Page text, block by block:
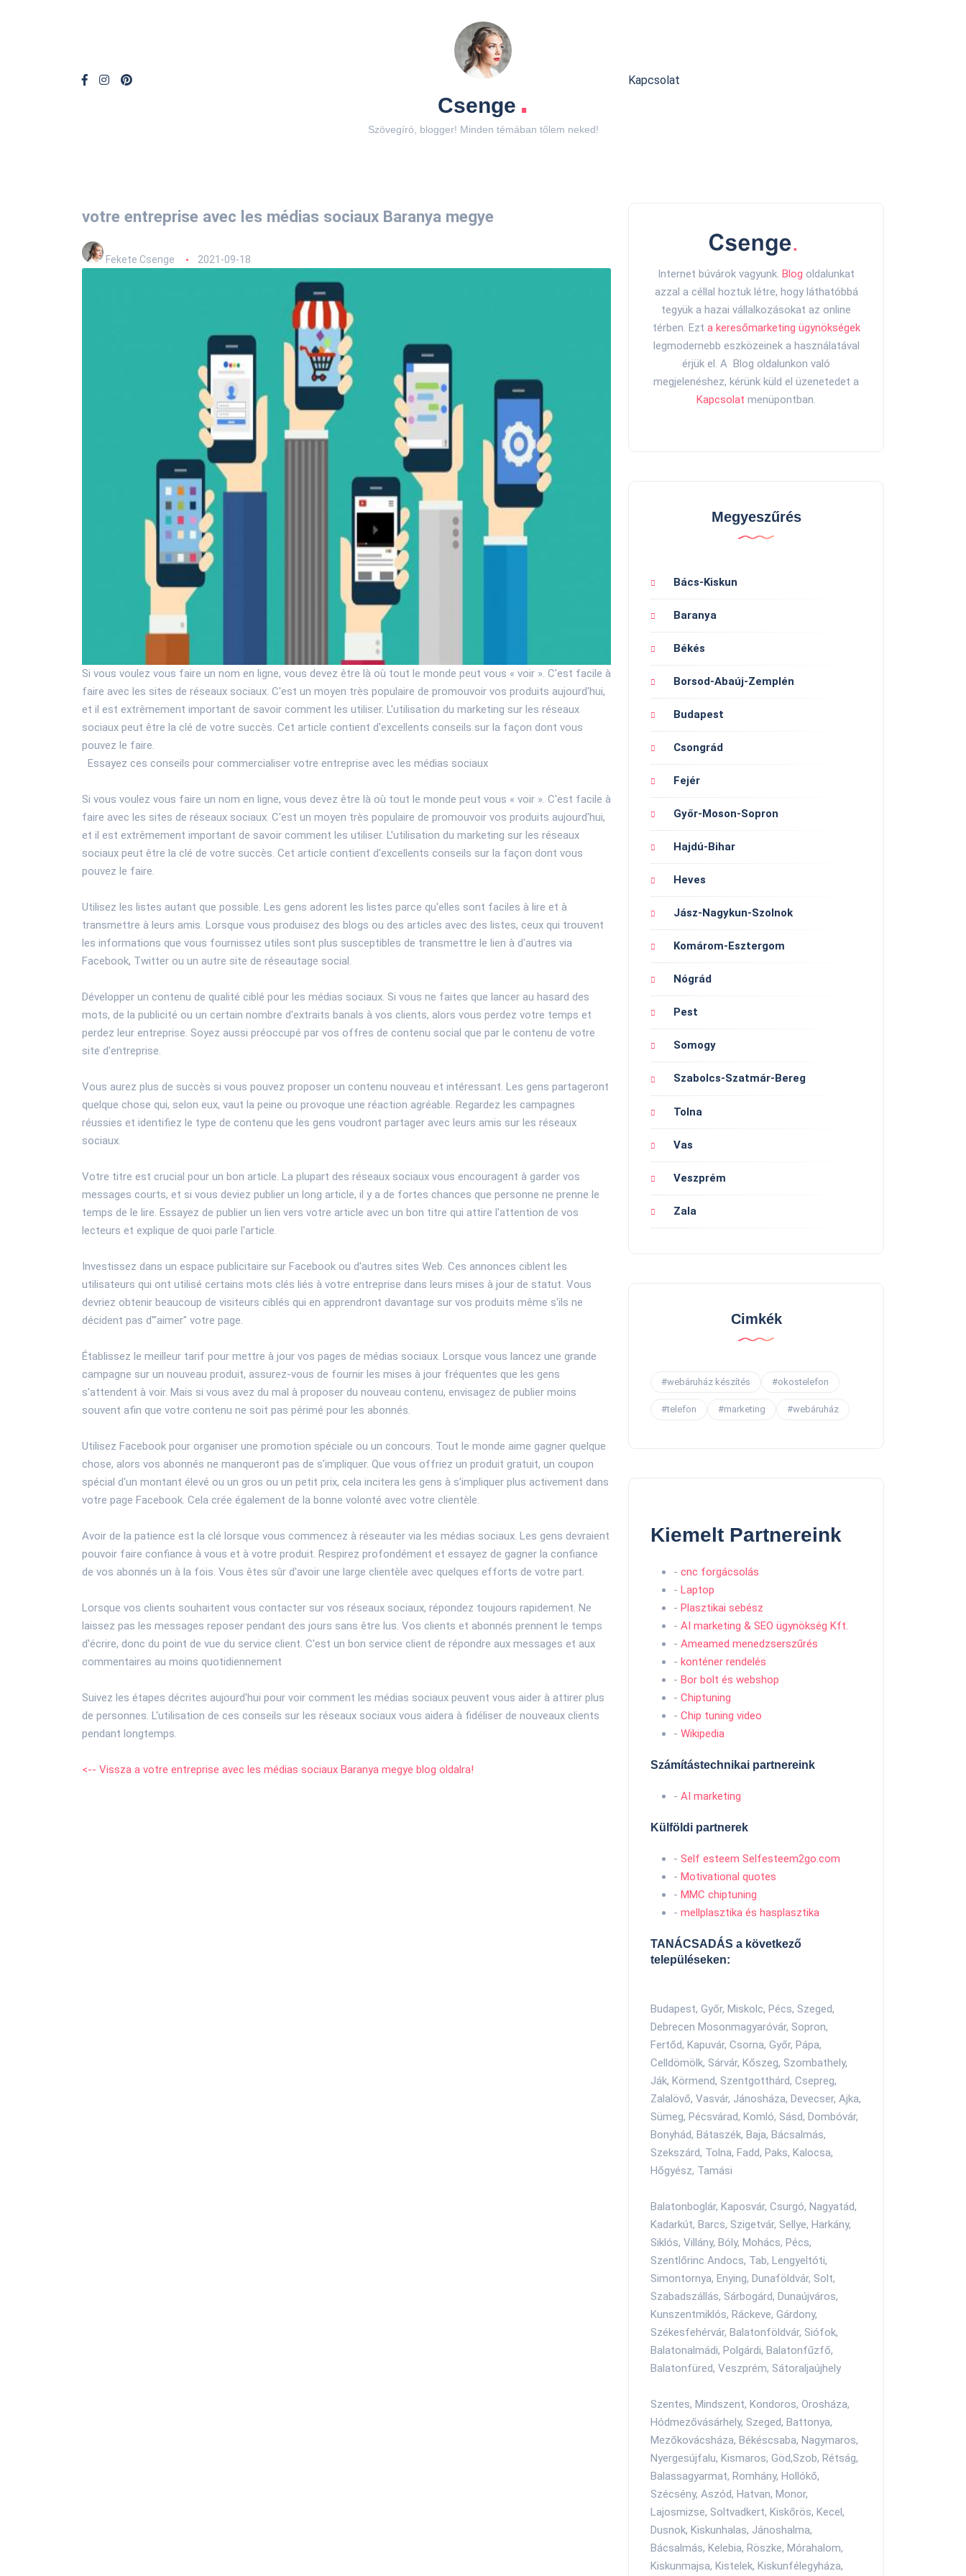
Csenge .
Szövegíró, blogger! Minden témában tőlem neked!
Kapcsolat
votre entreprise avec les médias sociaux Baranya megye
Fekete Csenge 2021-09-18
Si vous voulez vous faire un nom en ligne, vous devez être là où tout le monde peut vous « voir ». C'est facile à
faire avec les sites de réseaux sociaux. C'est un moyen très populaire de promouvoir vos produits aujourd'hui,
et il est extrêmement important de savoir comment les utiliser. L'utilisation du marketing sur les réseaux
sociaux peut être la clé de votre succès. Cet article contient d'excellents conseils sur la façon dont vous
pouvez le faire.
Essayez ces conseils pour commercialiser votre entreprise avec les médias sociaux
Si vous voulez vous faire un nom en ligne, vous devez être là où tout le monde peut vous « voir ». C'est facile à
faire avec les sites de réseaux sociaux. C'est un moyen très populaire de promouvoir vos produits aujourd'hui,
et il est extrêmement important de savoir comment les utiliser. L'utilisation du marketing sur les réseaux
sociaux peut être la clé de votre succès. Cet article contient d'excellents conseils sur la façon dont vous
pouvez le faire.
Utilisez les listes autant que possible. Les gens adorent les listes parce qu'elles sont faciles à lire et à
transmettre à leurs amis. Lorsque vous produisez des blogs ou des articles avec des listes, ceux qui trouvent
les informations que vous fournissez utiles sont plus susceptibles de transmettre le lien à d'autres via
Facebook, Twitter ou un autre site de réseautage social.
Développer un contenu de qualité ciblé pour les médias sociaux. Si vous ne faites que lancer au hasard des
mots, de la publicité ou un certain nombre d'extraits banals à vos clients, alors vous perdez votre temps et
perdez leur entreprise. Soyez aussi préoccupé par vos offres de contenu social que par le contenu de votre
site d'entreprise.
Vous aurez plus de succès si vous pouvez proposer un contenu nouveau et intéressant. Les gens partageront
quelque chose qui, selon eux, vaut la peine ou provoque une réaction agréable. Regardez les campagnes
réussies et identifiez le type de contenu que les gens voudront partager avec leurs amis sur les réseaux
sociaux.
Votre titre est crucial pour un bon article. La plupart des réseaux sociaux vous encouragent à garder vos
messages courts, et si vous deviez publier un long article, il y a de fortes chances que personne ne prenne le
temps de le lire. Essayez de publier un lien vers votre article avec un bon titre qui attire l'attention de vos
lecteurs et explique de quoi parle l'article.
Investissez dans un espace publicitaire sur Facebook ou d'autres sites Web. Ces annonces ciblent les
utilisateurs qui ont utilisé certains mots clés liés à votre entreprise dans leurs mises à jour de statut. Vous
devriez obtenir beaucoup de visiteurs ciblés qui en apprendront davantage sur vos produits même s'ils ne
décident pas d'"aimer" votre page.
Établissez le meilleur tarif pour mettre à jour vos pages de médias sociaux. Lorsque vous lancez une grande
campagne sur un nouveau produit, assurez-vous de fournir les mises à jour fréquentes que les gens
s'attendent à voir. Mais si vous avez du mal à proposer du nouveau contenu, envisagez de publier moins
souvent afin que votre contenu ne soit pas périmé pour les abonnés.
Utilisez Facebook pour organiser une promotion spéciale ou un concours. Tout le monde aime gagner quelque
chose, alors vos abonnés ne manqueront pas de s'impliquer. Que vous offriez un produit gratuit, un coupon
spécial d'un montant élevé ou un gros ou un petit prix, cela incitera les gens à s'impliquer plus activement dans
votre page Facebook. Cela crée également de la bonne volonté avec votre clientèle.
Avoir de la patience est la clé lorsque vous commencez à réseauter via les médias sociaux. Les gens devraient
pouvoir faire confiance à vous et à votre produit. Respirez profondément et essayez de gagner la confiance
de vos abonnés un à la fois. Vous êtes sûr d'avoir une large clientèle avec quelques efforts de votre part.
Lorsque vos clients souhaitent vous contacter sur vos réseaux sociaux, répondez toujours rapidement. Ne
laissez pas les messages reposer pendant des jours sans être lus. Vos clients et abonnés prennent le temps
d'écrire, donc du point de vue du service client. C'est un bon service client de répondre aux messages et aux
commentaires au moins quotidiennement
Suivez les étapes décrites aujourd'hui pour voir comment les médias sociaux peuvent vous aider à attirer plus
de personnes. L'utilisation de ces conseils sur les réseaux sociaux vous aidera à fidéliser de nouveaux clients
pendant longtemps.
<-- Vissza a votre entreprise avec les médias sociaux Baranya megye blog oldalra!
Internet búvárok vagyunk. Blog oldalunkat
azzal a céllal hoztuk létre, hogy láthatóbbá
tegyük a hazai vállalkozásokat az online
térben. Ezt a keresőmarketing ügynökségek
legmodernebb eszközeinek a használatával
érjük el. A Blog oldalunkon való
megjelenéshez, kérünk küld el üzenetedet a
Kapcsolat menüpontban.
Megyeszűrés
Bács-Kiskun
Baranya
Békés
Borsod-Abaúj-Zemplén
Budapest
Csongrád
Fejér
Győr-Moson-Sopron
Hajdú-Bihar
Heves
Jász-Nagykun-Szolnok
Komárom-Esztergom
Nógrád
Pest
Somogy
Szabolcs-Szatmár-Bereg
Tolna
Vas
Veszprém
Zala
Cimkék
#webáruház készítés #okostelefon
#telefon #marketing #webáruház
Kiemelt Partnereink
- cnc forgácsolás
- Laptop
- Plasztikai sebész
- AI marketing & SEO ügynökség Kft.
- Ameamed menedzserszűrés
- konténer rendelés
- Bor bolt és webshop
- Chiptuning
- Chip tuning video
- Wikipedia
Számítástechnikai partnereink
- AI marketing
Külföldi partnerek
- Self esteem Selfesteem2go.com
- Motivational quotes
- MMC chiptuning
- mellplasztika és hasplasztika
TANÁCSADÁS a következő
településeken:
Budapest, Győr, Miskolc, Pécs, Szeged,
Debrecen Mosonmagyaróvár, Sopron,
Fertőd, Kapuvár, Csorna, Győr, Pápa,
Celldömölk, Sárvár, Kőszeg, Szombathely,
Ják, Körmend, Szentgotthárd, Csepreg,
Zalalövő, Vasvár, Jánosháza, Devecser, Ajka,
Sümeg, Pécsvárad, Komló, Sásd, Dombóvár,
Bonyhád, Bátaszék, Baja, Bácsalmás,
Szekszárd, Tolna, Fadd, Paks, Kalocsa,
Hőgyész, Tamási
Balatonboglár, Kaposvár, Csurgó, Nagyatád,
Kadarkút, Barcs, Szigetvár, Sellye, Harkány,
Siklós, Villány, Bóly, Mohács, Pécs,
Szentlőrinc Andocs, Tab, Lengyeltóti,
Simontornya, Enying, Dunaföldvár, Solt,
Szabadszállás, Sárbogárd, Dunaújváros,
Kunszentmiklós, Ráckeve, Gárdony,
Székesfehérvár, Balatonföldvár, Siófok,
Balatonalmádi, Polgárdi, Balatonfűzfő,
Balatonfüred, Veszprém, Sátoraljaújhely
Szentes, Mindszent, Kondoros, Orosháza,
Hódmezővásárhely, Szeged, Battonya,
Mezőkovácsháza, Békéscsaba, Nagymaros,
Nyergesújfalu, Kismaros, Göd,Szob, Rétság,
Balassagyarmat, Romhány, Hollókő,
Szécsény, Aszód, Hatvan, Monor,
Lajosmizse, Soltvadkert, Kiskőrös, Kecel,
Dusnok, Kiskunhalas, Jánoshalma,
Bácsalmás, Kelebia, Röszke, Mórahalom,
Kiskunmajsa, Kistelek, Kiskunfélegyháza,